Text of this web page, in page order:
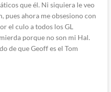
que él. Ni siquiera le veo
pues ahora me obsesiono con
el culo a todos los GL
porque no son mi Hal.
de que Geoff es el Tom